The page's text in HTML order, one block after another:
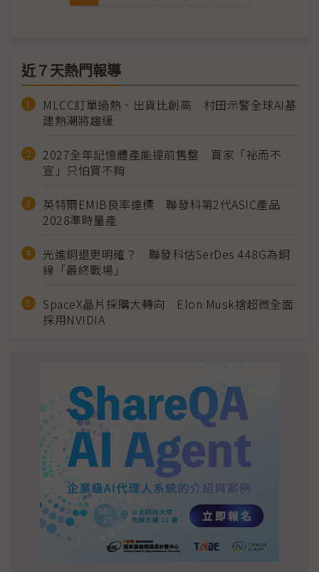
近７天熱門報導
MLCC訂單過熱、出貨比創高 村田示警全球AI基
建熱潮將趨緩
2027全年記憶體產能提前售罄 買家「祕而不
宣」只怕買不夠
英特爾EMIB良率達標 聯發科第2代ASIC產品
2028準時量產
光進銅退更明確？ 聯發科估SerDes 448G為銅
線「最終戰場」
SpaceX晶片採購大轉向 Elon Musk捨超微全面
採用NVIDIA